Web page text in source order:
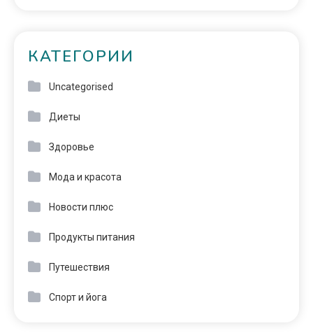
КАТЕГОРИИ
Uncategorised
Диеты
Здоровье
Мода и красота
Новости плюс
Продукты питания
Путешествия
Спорт и йога